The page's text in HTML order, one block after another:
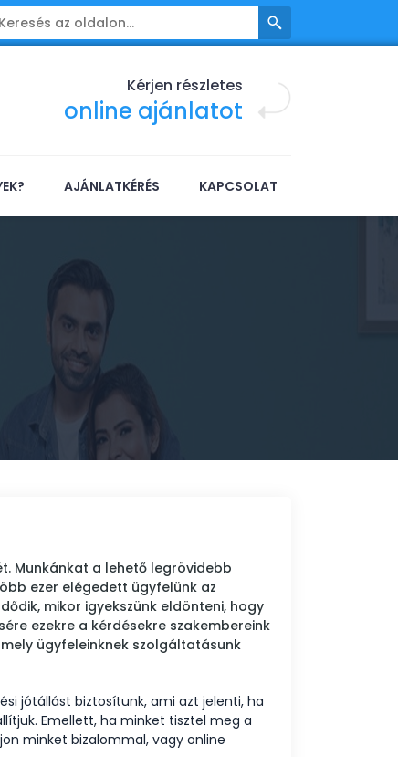
Kérjen részletes
online ajánlatot
AJÁNLATKÉRÉS KAPCSOLAT
Munkánkat a lehető legrövidebb
ezer elégedett ügyfelünk az
mikor igyekszünk eldönteni, hogy
ezekre a kérdésekre szakembereink
ügyfeleinknek szolgáltatásunk
jótállást biztosítunk, ami azt jelenti, ha
Emellett, ha minket tisztel meg a
minket bizalommal, vagy online